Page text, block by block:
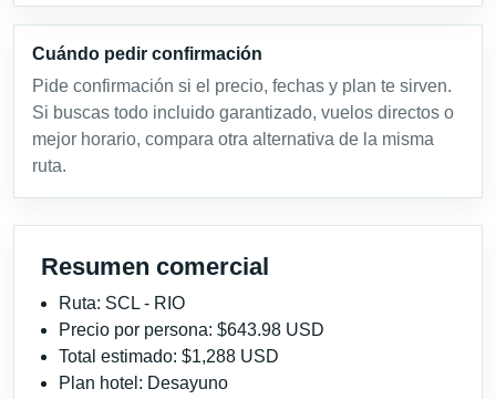
Cuándo pedir confirmación
Pide confirmación si el precio, fechas y plan te sirven.
Si buscas todo incluido garantizado, vuelos directos o
mejor horario, compara otra alternativa de la misma
ruta.
Resumen comercial
Ruta: SCL - RIO
Precio por persona: $643.98 USD
Total estimado: $1,288 USD
Plan hotel: Desayuno